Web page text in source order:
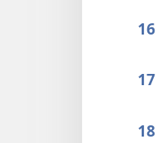
16
17
18